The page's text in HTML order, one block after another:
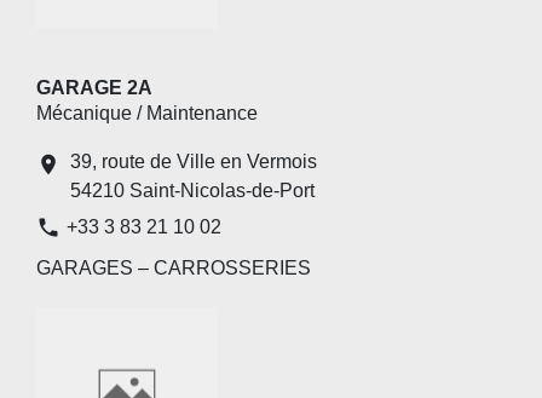
GARAGE 2A
Mécanique / Maintenance
location_on
39, route de Ville en Vermois
54210 Saint-Nicolas-de-Port
phone +33 3 83 21 10 02
GARAGES – CARROSSERIES